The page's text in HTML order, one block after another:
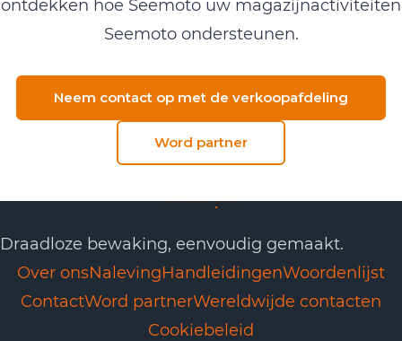
ontdekken hoe Seemoto uw magazijnactiviteiten
Seemoto ondersteunen.
Neem contact op met de verkoopafdeling
Word partner
Draadloze bewaking, eenvoudig gemaakt.
Over onsNalevingHandleidingenWoordenlijst
ContactWord partnerWereldwijde contacten
Cookiebeleid